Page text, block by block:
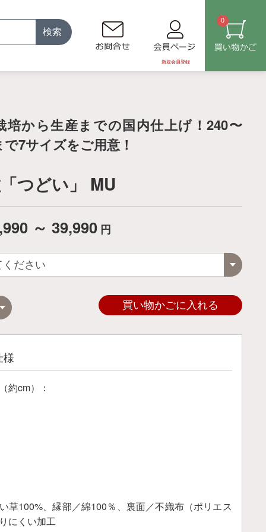
検索
新規会員登録
0
培から生産までの国内仕上げ！240〜
7サイズをご用意！
つどい」 MU
～ 39,990 円
買い物かごに入れる
様
約cm）：
草100%、縁部／綿100％、裏面／不織布（ポリエス
にくい加工